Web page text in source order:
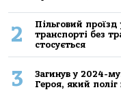
2
Пільговий
транспорті без
стосується
3
Загинув у 2024-
Героя, який поліг